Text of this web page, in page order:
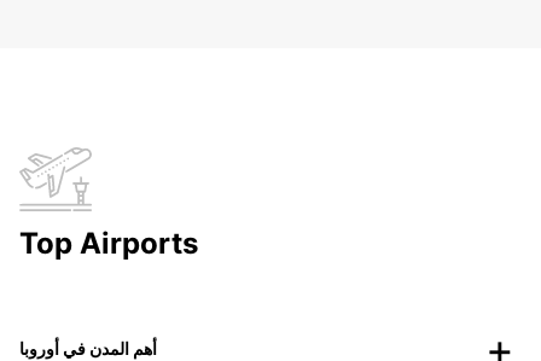
Top Airports
أهم المدن في أوروبا